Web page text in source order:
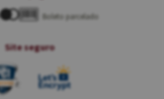
Boleto parcelado
Site seguro